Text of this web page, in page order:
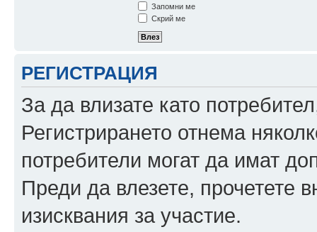
Запомни ме
Скрий ме
РЕГИСТРАЦИЯ
За да влизате като
Регистрирането отнема
потребители могат да имат
Преди да влезете, прочетете
изисквания за участие.